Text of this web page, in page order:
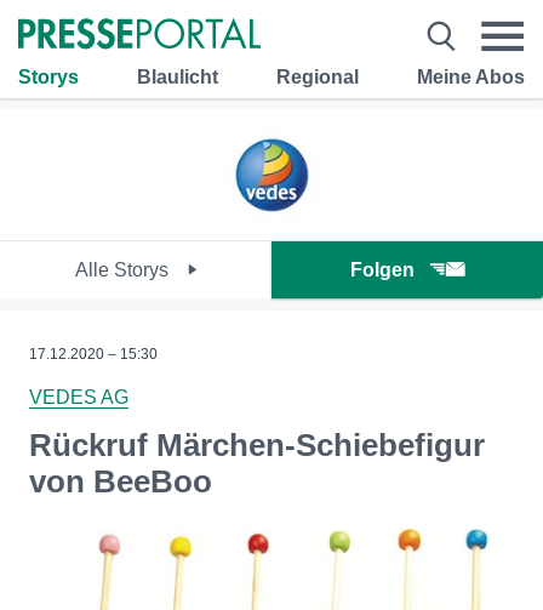
Storys Blaulicht Regional Meine Abos
Alle Storys Folgen
17.12.2020 – 15:30
VEDES AG
Rückruf Märchen-Schiebefigur
von BeeBoo